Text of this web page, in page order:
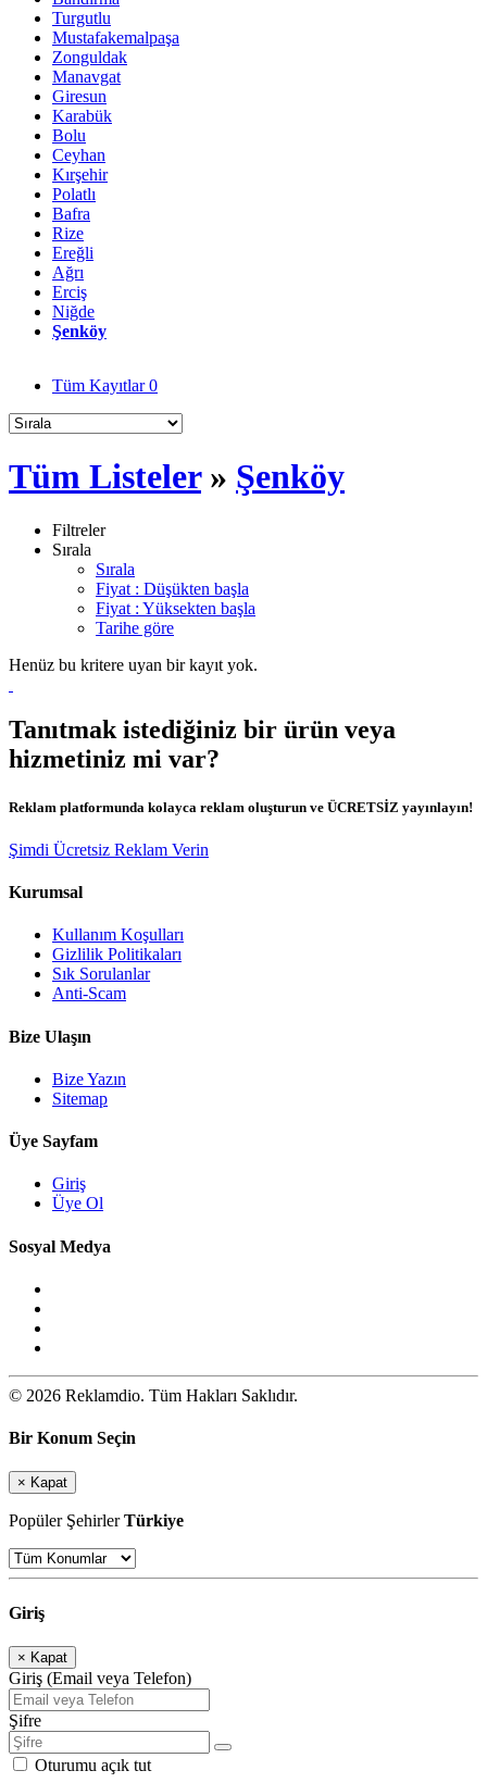
Turgutlu
Mustafakemalpaşa
Zonguldak
Manavgat
Giresun
Karabük
Bolu
Ceyhan
Kırşehir
Polatlı
Bafra
Rize
Ereğli
Ağrı
Erciş
Niğde
Şenköy
Tüm Kayıtlar0
Tüm Listeler» Şenköy
Filtreler
Sırala
Sırala
Fiyat : Düşükten başla
Fiyat : Yüksekten başla
Tarihe göre
Henüz bu kritere uyan bir kayıt yok.
Tanıtmak istediğiniz bir ürün veya
hizmetiniz mi var?
Reklam platformunda kolayca reklam oluşturun ve ÜCRETSİZ yayınlayın!
Şimdi Ücretsiz Reklam Verin
Kurumsal
Kullanım Koşulları
Gizlilik Politikaları
Sık Sorulanlar
Anti-Scam
Bize Ulaşın
Bize Yazın
Sitemap
Üye Sayfam
Giriş
Üye Ol
Sosyal Medya
© 2026 Reklamdio. Tüm Hakları Saklıdır.
Bir Konum Seçin
× Kapat
Popüler ŞehirlerTürkiye
Giriş
× Kapat
Giriş (Email veya Telefon)
Şifre
Oturumu açık tut